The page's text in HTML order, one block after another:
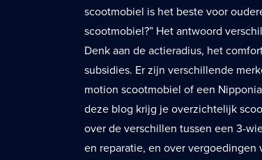
scootmobiel is het beste voor
scootmobiel?” Het antwoord
Denk aan de actieradius, het
subsidies. Er zijn verschillende
motion scootmobiel of een
deze blog krijg je overzichtelijk
over de verschillen tussen een 3-
en reparatie, en over vergoedingen